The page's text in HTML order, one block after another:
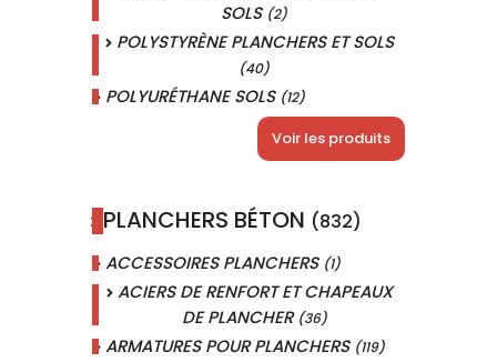
SOLS (2)
POLYSTYRÈNE PLANCHERS ET SOLS
(40)
POLYURÉTHANE SOLS (12)
Voir les produits
PLANCHERS BÉTON (832)
ACCESSOIRES PLANCHERS (1)
ACIERS DE RENFORT ET CHAPEAUX
DE PLANCHER (36)
ARMATURES POUR PLANCHERS (119)